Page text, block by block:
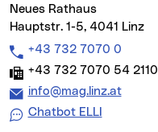
Neues Rathaus
Hauptstr. 1-5, 4041 Linz
Telefon:
+43 732 7070 0
Fax:
+43 732 7070 54 2110
E-Mail Adresse:
info@mag.linz.at
Chatbot ELLI